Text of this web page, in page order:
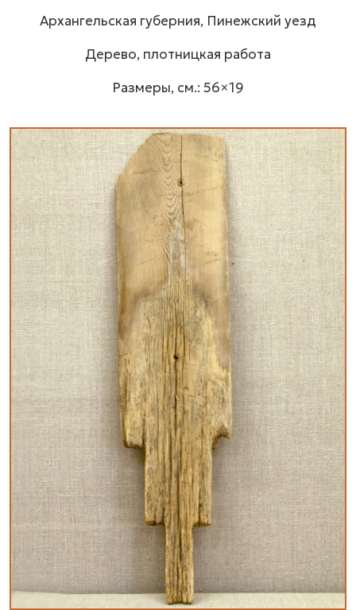
Архангельская губерния, Пинежский уезд
Дерево, плотницкая работа
Размеры, см.: 56×19